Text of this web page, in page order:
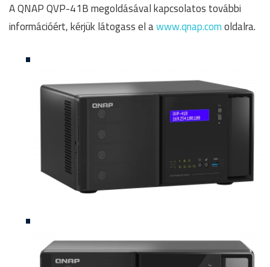
A QNAP QVP-41B megoldásával kapcsolatos további
információért, kérjük látogass el awww.qnap.comoldalra.